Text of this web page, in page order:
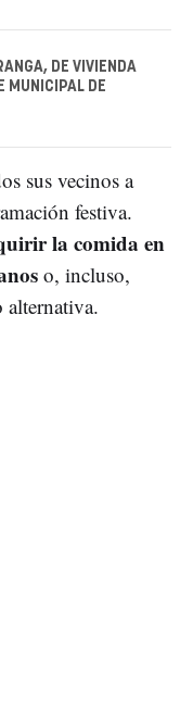
DE VIVIENDA
MUNICIPAL DE
sus vecinos a
festiva.
la comida en
o, incluso,
alternativa.